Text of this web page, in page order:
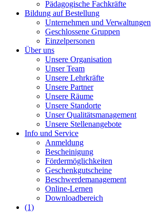
Pädagogische Fachkräfte
Bildung auf Bestellung
Unternehmen und Verwaltungen
Geschlossene Gruppen
Einzelpersonen
Über uns
Unsere Organisation
Unser Team
Unsere Lehrkräfte
Unsere Partner
Unsere Räume
Unsere Standorte
Unser Qualitätsmanagement
Unsere Stellenangebote
Info und Service
Anmeldung
Bescheinigung
Fördermöglichkeiten
Geschenkgutscheine
Beschwerdemanagement
Online-Lernen
Downloadbereich
(1)